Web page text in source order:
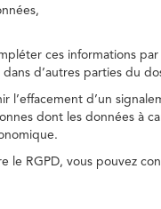
ces informations
d’autres parties du
l’effacement d’un
dont les données à
le RGPD, vous pouvez